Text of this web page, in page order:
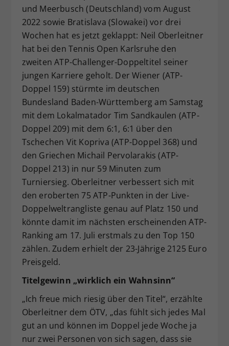
und Meerbusch (Deutschland) vom August
2022 sowie Bratislava (Slowakei) vor drei
Wochen hat es jetzt geklappt: Neil Oberleitner
hat bei den Tennis Open Karlsruhe den
zweiten ATP-Challenger-Doppeltitel seiner
jungen Karriere geholt. Der Wiener (ATP-
Doppel 159) stürmte im deutschen
Bundesland Baden-Württemberg am Samstag
mit dem Lokalmatador Tim Sandkaulen (ATP-
Doppel 209) mit dem 6:1, 6:1 über den
Tschechen Vit Kopriva (ATP-Doppel 368) und
den Griechen Michail Pervolarakis (ATP-
Doppel 213) in nur 59 Minuten zum
Turniersieg. Oberleitner verbessert sich mit
den eroberten 75 ATP-Punkten in der Live-
Doppelweltrangliste genau auf Platz 150 und
könnte damit im nächsten erscheinenden ATP-
Ranking am 17. Juli erstmals zu den Top 150
zählen. Zudem erhielt der 23-Jährige 2125 Euro
Preisgeld.
Titelgewinn „wirklich ein Wahnsinn“
„Ich freue mich riesig über den Titel“, erzählte
Oberleitner dem ÖTV, „das fühlt sich jedes Mal
gut an und können im Doppel jede Woche ja
nur zwei Personen von sich sagen, dass sie
Zweck
Dieser Wert speichert Ihre Consent-
Einstellungen. Unter anderem eine
zufällig generierte ID, für die
historische Speicherung Ihrer
vorgenommen Einstellungen, falls der
Webseiten-Betreiber dies eingestellt
hat.